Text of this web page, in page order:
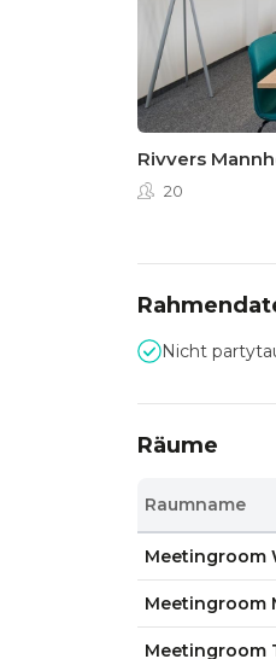
Rivvers
20
Nicht
Räume
Raumname
Meetingroom
Meetingroom
Meetingroom